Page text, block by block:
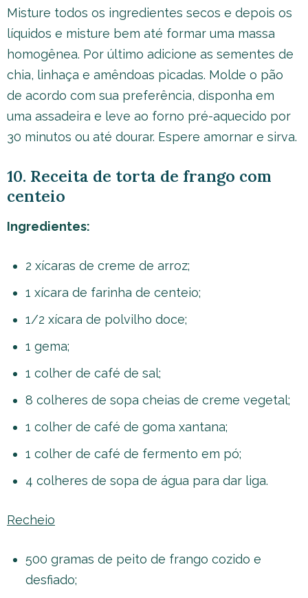
Misture todos os ingredientes secos e depois os
líquidos e misture bem até formar uma massa
homogênea. Por último adicione as sementes de
chia, linhaça e amêndoas picadas. Molde o pão
de acordo com sua preferência, disponha em
uma assadeira e leve ao forno pré-aquecido por
30 minutos ou até dourar. Espere amornar e sirva.
10. Receita de torta de frango com
centeio
Ingredientes:
2 xícaras de creme de arroz;
1 xícara de farinha de centeio;
1/2 xícara de polvilho doce;
1 gema;
1 colher de café de sal;
8 colheres de sopa cheias de creme vegetal;
1 colher de café de goma xantana;
1 colher de café de fermento em pó;
4 colheres de sopa de água para dar liga.
Recheio
500 gramas de peito de frango cozido e
desfiado;